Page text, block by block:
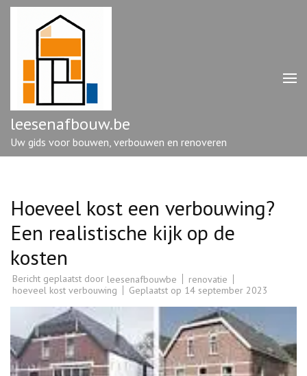
Ga
enter)
leesenafbouw.be
Uw gids voor bouwen, verbouwen en renoveren
Hoeveel kost een verbouwing?
Een realistische kijk op de
kosten
Bericht geplaatst door leesenafbouwbe
renovatie
hoeveel kost verbouwing
Geplaatst op 14 september 2023